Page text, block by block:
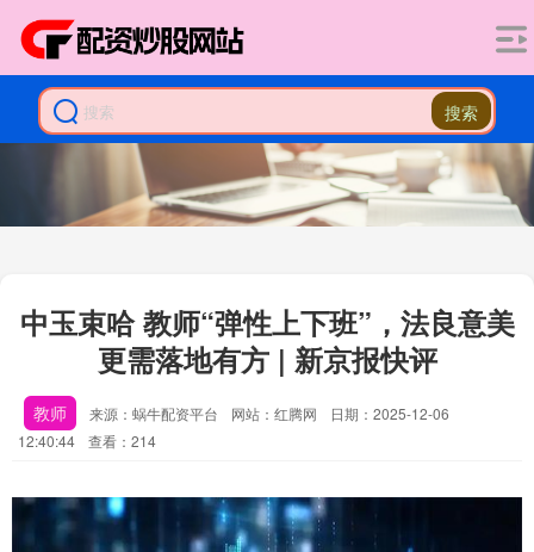
搜索
中玉束哈 教师“弹性上下班”，法良意美
更需落地有方 | 新京报快评
教师 来源：蜗牛配资平台 网站：红腾网
日期：2025-12-06
12:40:44
查看：214